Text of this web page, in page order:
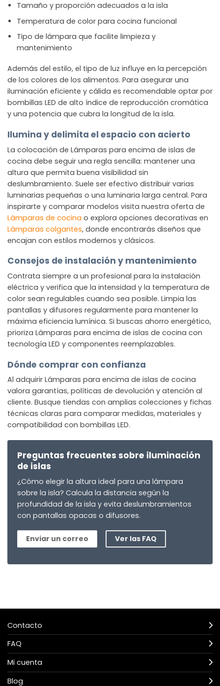
Tamaño y proporción adecuados a la isla
Temperatura de color para cocina funcional
Tipo de lámpara que facilite limpieza y
mantenimiento
Además del estilo, el tipo de luz influye en la percepción
de los colores de los alimentos. Para asegurar una
iluminación eficiente y cálida es recomendable optar por
bombillas LED de alto índice de reproducción cromática
y una potencia que cubra la longitud de la isla.
Ilumina y delimita el espacio con acierto
La colocación de Lámparas para encima de islas de
cocina debe seguir una regla sencilla: mantener una
altura que permita buena visibilidad sin
deslumbramiento. Suele ser efectivo distribuir varias
luminarias pequeñas o una luminaria larga central. Para
inspirarte y comparar modelos visita nuestra oferta de
Lámparas de cocina o explora opciones decorativas en
Lámparas colgantes, donde encontrarás diseños que
encajan con estilos modernos y clásicos.
Consejos de instalación y mantenimiento
Contrata siempre a un profesional para la instalación
eléctrica y verifica que la intensidad y la temperatura de
color sean regulables cuando sea posible. Limpia las
pantallas y difusores regularmente para mantener la
máxima eficiencia lumínica. Si buscas ahorro energético,
prioriza Lámparas para encima de islas de cocina con
tecnología LED y componentes reemplazables.
Dónde comprar con confianza
Al adquirir Lámparas para encima de islas de cocina
valora garantías, políticas de devolución y atención al
cliente. Busque tiendas con amplias colecciones y fichas
técnicas claras para comparar medidas, materiales y
compatibilidad con bombillas LED.
Preguntas frecuentes sobre iluminación
de islas
¿Cómo elegir la altura ideal para una lámpara
sobre la isla? Calcula la distancia según la
profundidad de la isla y evita deslumbramientos
con pantallas opacas o difusores.
Enviar un correo Ver las FAQ
Contacto
FAQ
Mi cuenta
Blog